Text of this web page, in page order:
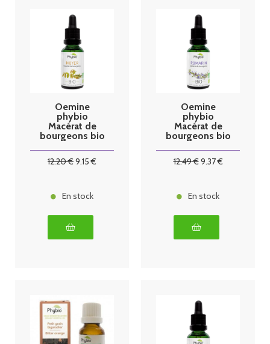
Oemine
phybio
Macérat de
bourgeons bio
12.20€9.15 €
En stock
Oemine
phybio
Macérat de
bourgeons bio
12.49€9.37€
En stock